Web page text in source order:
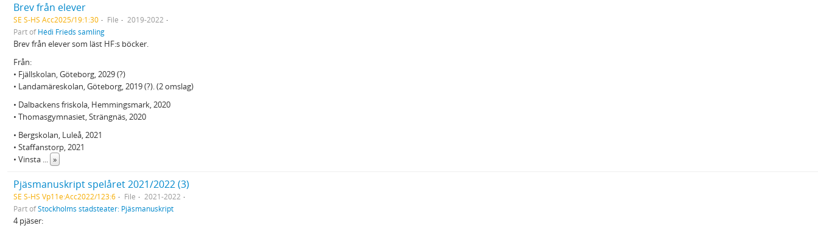
Brev från elever
SE S-HS Acc2025/19:1:30 File
2019-2022
Part ofHédi Frieds samling
Brev från elever som läst HF:s böcker.
Från:
• Fjällskolan, Göteborg, 2029 (?)
• Landamäreskolan, Göteborg, 2019 (?). (2 omslag)
• Dalbackens friskola, Hemmingsmark, 2020
• Thomasgymnasiet, Strängnäs, 2020
• Bergskolan, Luleå, 2021
• Staffanstorp, 2021
• Vinsta ... »
Pjäsmanuskript spelåret 2021/2022 (3)
SE S-HS Vp11e:Acc2022/123:6 File
2021-2022
Part ofStockholms stadsteater: Pjäsmanuskript
4 pjäser: